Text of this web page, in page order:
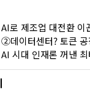
②데이터센터? 토큰 공